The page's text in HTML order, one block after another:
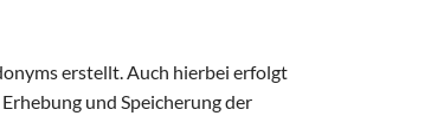
erstellt. Auch hierbei erfolgt
und Speicherung der